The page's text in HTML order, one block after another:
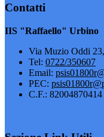
Contatti
IIS "Raffaello" Urbino
Via Muzio Oddi
Tel: 0722/350607
Email:
PEC:
C.F.: 82004870414